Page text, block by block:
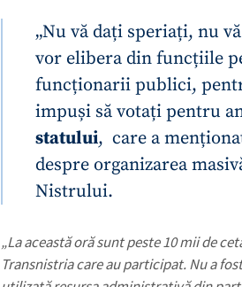
„Nu vă dați speriați, nu
vor elibera din funcțiile
funcționarii publici,
impuși să votați pentru
statului, care a
despre organizarea
Nistrului.
„La această oră sunt peste 10 mii de
Transnistria care au participat. Nu a